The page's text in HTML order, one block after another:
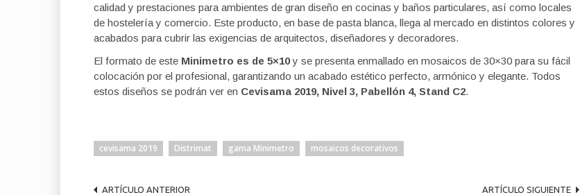
calidad y prestaciones para ambientes de gran diseño en cocinas y baños particulares, así como locales
de hostelería y comercio. Este producto, en base de pasta blanca, llega al mercado en distintos colores y
acabados para cubrir las exigencias de arquitectos, diseñadores y decoradores.
El formato de este Minimetro es de 5×10y se presenta enmallado en mosaicos de 30×30 para su fácil
colocación por el profesional, garantizando un acabado estético perfecto, armónico y elegante. Todos
estos diseños se podrán ver en Cevisama 2019, Nivel 3, Pabellón 4, Stand C2.
cevisama 2019 Distrimat gama Minimetro mosaicos decorativos
ARTÍCULO ANTERIOR ARTÍCULO SIGUIENTE